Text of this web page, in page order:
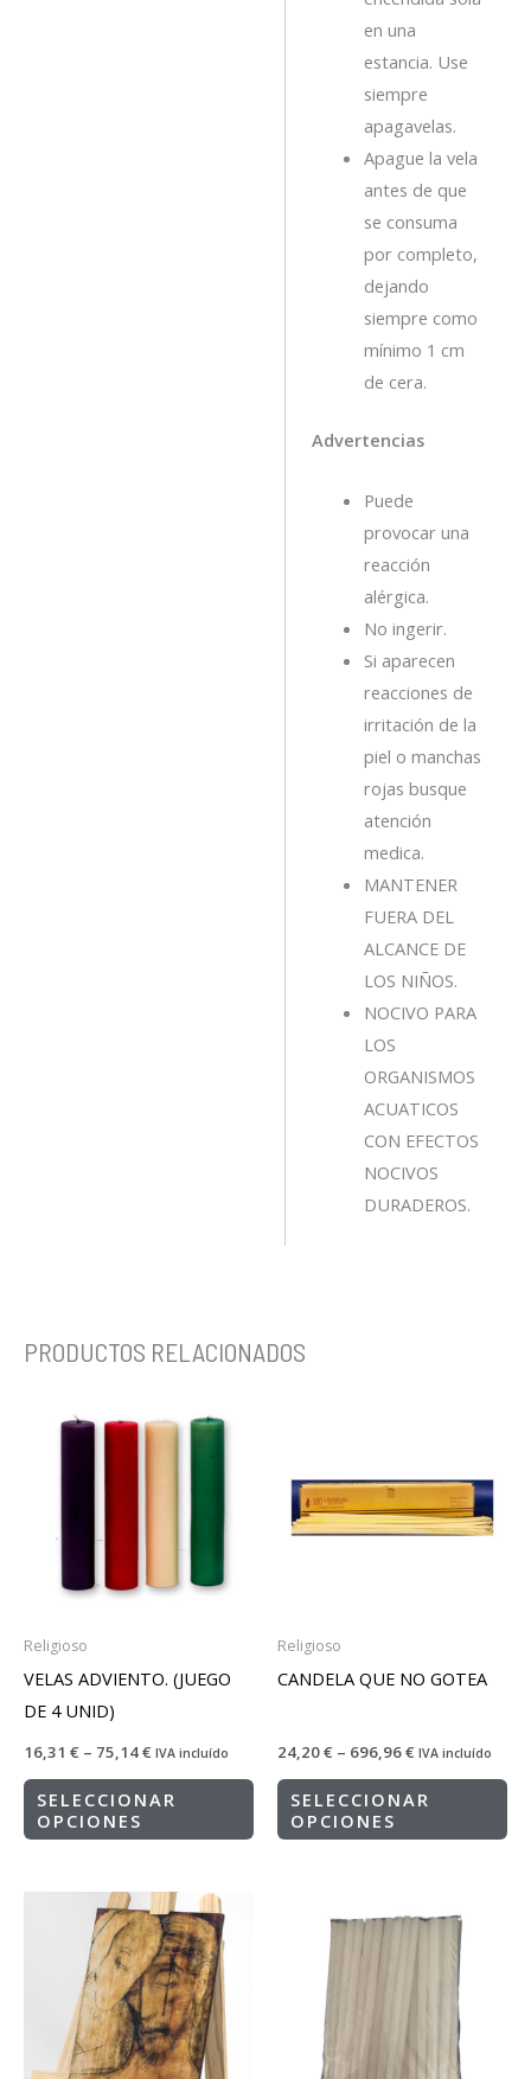
en una
estancia. Use
siempre
apagavelas.
Apague la vela
antes de que
se consuma
por completo,
dejando
siempre como
mínimo 1 cm
de cera.
Advertencias
Puede
provocar una
reacción
alérgica.
No ingerir.
Si aparecen
reacciones de
irritación de la
piel o manchas
rojas busque
atención
medica.
MANTENER
FUERA DEL
ALCANCE DE
LOS NIÑOS.
NOCIVO PARA
LOS
ORGANISMOS
ACUATICOS
CON EFECTOS
NOCIVOS
DURADEROS.
PRODUCTOS RELACIONADOS
Religioso
VELAS ADVIENTO. (JUEGO
DE 4 UNID)
16,31 € – 75,14€ IVA incluído
SELECCIONAR
OPCIONES
Religioso
CANDELA QUE NO GOTEA
24,20€ – 696,96€ IVA incluído
SELECCIONAR
OPCIONES